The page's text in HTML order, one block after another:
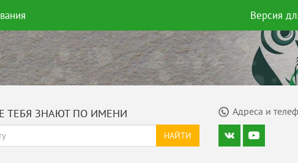
Версия
ТЕБЯ ЗНАЮТ ПО ИМЕНИ Адреса и
НАЙТИ